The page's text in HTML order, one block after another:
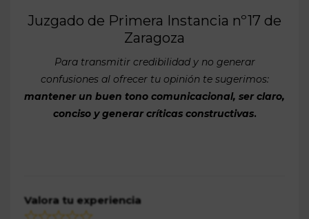
Juzgado de Primera Instancia nº17 de
Zaragoza
Para transmitir credibilidad y no generar
confusiones al ofrecer tu opinión te sugerimos:
mantener un buen tono comunicacional, ser claro,
conciso y generar críticas constructivas.
Valora tu experiencia